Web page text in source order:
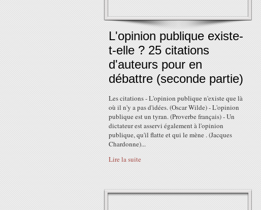
L'opinion publique existe-
t-elle ? 25 citations
d'auteurs pour en
débattre (seconde partie)
Les citations - L'opinion publique n'existe que là
où il n'y a pas d'idées. (Oscar Wilde) - L'opinion
publique est un tyran. (Proverbe français) - Un
dictateur est asservi également à l'opinion
publique, qu'il flatte et qui le mène . (Jacques
Chardonne)...
Lire la suite